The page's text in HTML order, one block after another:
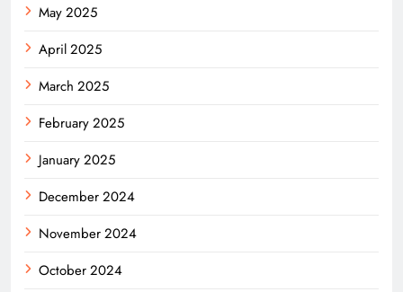
May 2025
April 2025
March 2025
February 2025
January 2025
December 2024
November 2024
October 2024